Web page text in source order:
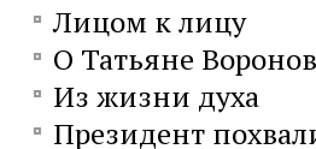
Лицом к лицу
О Татьяне
Из жизни духа
Президент